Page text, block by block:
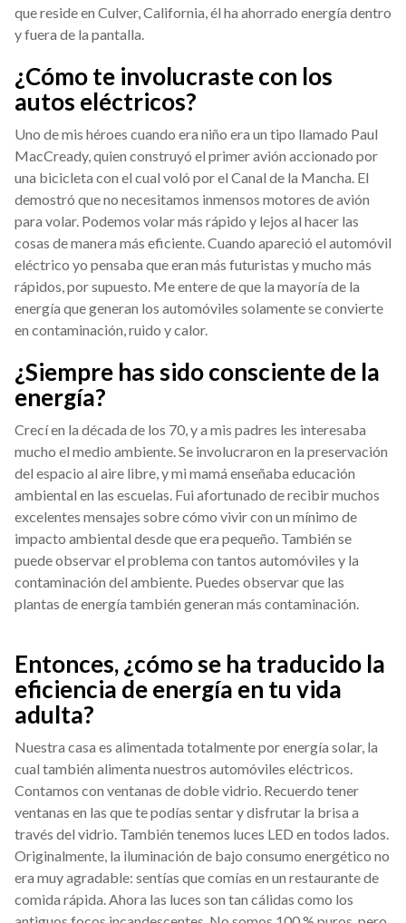
que reside en Culver, California, él ha ahorrado energía dentro
y fuera de la pantalla.
¿Cómo te involucraste con los
autos eléctricos?
Uno de mis héroes cuando era niño era un tipo llamado Paul
MacCready, quien construyó el primer avión accionado por
una bicicleta con el cual voló por el Canal de la Mancha. El
demostró que no necesitamos inmensos motores de avión
para volar. Podemos volar más rápido y lejos al hacer las
cosas de manera más eficiente. Cuando apareció el automóvil
eléctrico yo pensaba que eran más futuristas y mucho más
rápidos, por supuesto. Me entere de que la mayoría de la
energía que generan los automóviles solamente se convierte
en contaminación, ruido y calor.
¿Siempre has sido consciente de la
energía?
Crecí en la década de los 70, y a mis padres les interesaba
mucho el medio ambiente. Se involucraron en la preservación
del espacio al aire libre, y mi mamá enseñaba educación
ambiental en las escuelas. Fui afortunado de recibir muchos
excelentes mensajes sobre cómo vivir con un mínimo de
impacto ambiental desde que era pequeño. También se
puede observar el problema con tantos automóviles y la
contaminación del ambiente. Puedes observar que las
plantas de energía también generan más contaminación.
Entonces, ¿cómo se ha traducido la
eficiencia de energía en tu vida
adulta?
Nuestra casa es alimentada totalmente por energía solar, la
cual también alimenta nuestros automóviles eléctricos.
Contamos con ventanas de doble vidrio. Recuerdo tener
ventanas en las que te podías sentar y disfrutar la brisa a
través del vidrio. También tenemos luces LED en todos lados.
Originalmente, la iluminación de bajo consumo energético no
era muy agradable: sentías que comías en un restaurante de
comida rápida. Ahora las luces son tan cálidas como los